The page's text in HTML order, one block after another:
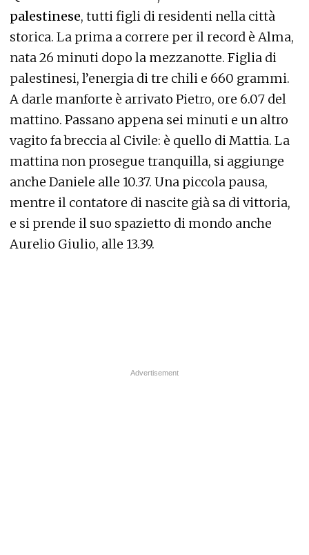
palestinese, tutti figli di residenti nella città
storica. La prima a correre per il record è Alma,
nata 26 minuti dopo la mezzanotte. Figlia di
palestinesi, l’energia di tre chili e 660 grammi.
A darle manforte è arrivato Pietro, ore 6.07 del
mattino. Passano appena sei minuti e un altro
vagito fa breccia al Civile: è quello di Mattia. La
mattina non prosegue tranquilla, si aggiunge
anche Daniele alle 10.37. Una piccola pausa,
mentre il contatore di nascite già sa di vittoria,
e si prende il suo spazietto di mondo anche
Aurelio Giulio, alle 13.39.